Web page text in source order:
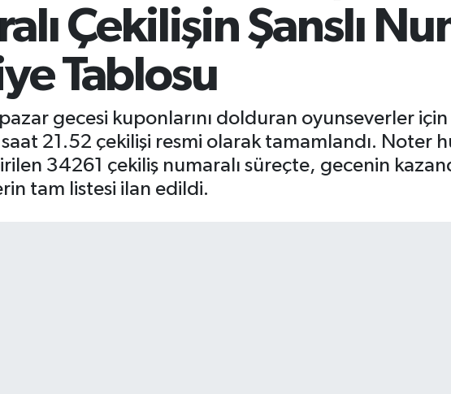
Çekilişin Şanslı
Tablosu
gecesi kuponlarını dolduran oyunseverler için
21.52 çekilişi resmi olarak tamamlandı. Noter
34261 çekiliş numaralı süreçte, gecenin
tam listesi ilan edildi.